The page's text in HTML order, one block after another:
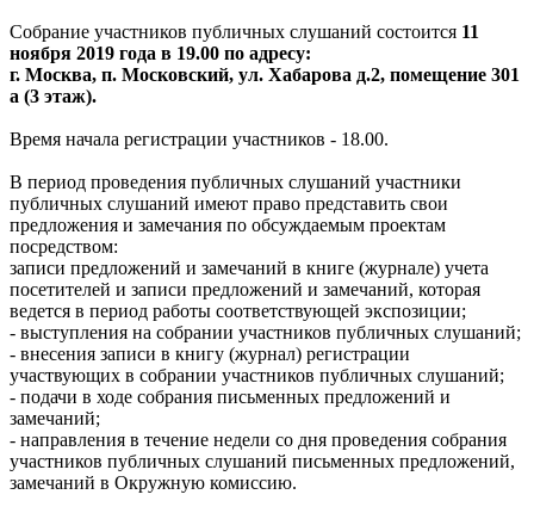
Собрание участников публичных слушаний состоится 11
ноября 2019 года в 19.00 по адресу:
г. Москва, п. Московский, ул. Хабарова д.2, помещение 301
а (3 этаж).
Время начала регистрации участников - 18.00.
В период проведения публичных слушаний участники
публичных слушаний имеют право представить свои
предложения и замечания по обсуждаемым проектам
посредством:
записи предложений и замечаний в книге (журнале) учета
посетителей и записи предложений и замечаний, которая
ведется в период работы соответствующей экспозиции;
- выступления на собрании участников публичных слушаний;
- внесения записи в книгу (журнал) регистрации
участвующих в собрании участников публичных слушаний;
- подачи в ходе собрания письменных предложений и
замечаний;
- направления в течение недели со дня проведения собрания
участников публичных слушаний письменных предложений,
замечаний в Окружную комиссию.